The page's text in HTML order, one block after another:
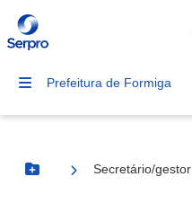
Prefeitura de Formiga
Botão Menu
Secretário/gestor